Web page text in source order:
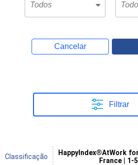
Cancelar
Filtrar
Classificação
HappyIndex®AtWork
France | 1-